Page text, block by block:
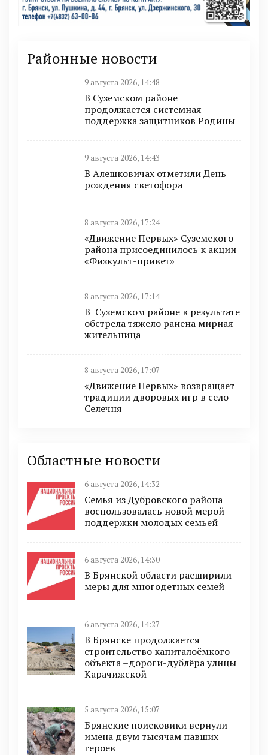
Районные новости
9 августа 2026, 14:48
В Суземском районе
продолжается системная
поддержка защитников Родины
9 августа 2026, 14:43
В Алешковичах отметили День
рождения светофора
8 августа 2026, 17:24
«Движение Первых» Суземского
района присоединилось к акции
«Физкульт-привет»
8 августа 2026, 17:14
В Суземском районе в результате
обстрела тяжело ранена мирная
жительница
8 августа 2026, 17:07
«Движение Первых» возвращает
традиции дворовых игр в село
Селечня
Областные новости
6 августа 2026, 14:32
Семья из Дубровского района
воспользовалась новой мерой
поддержки молодых семьей
6 августа 2026, 14:30
В Брянской области расширили
меры для многодетных семей
6 августа 2026, 14:27
В Брянске продолжается
строительство капиталоёмкого
объекта –дороги-дублёра улицы
Карачижской
5 августа 2026, 15:07
Брянские поисковики вернули
имена двум тысячам павших
героев